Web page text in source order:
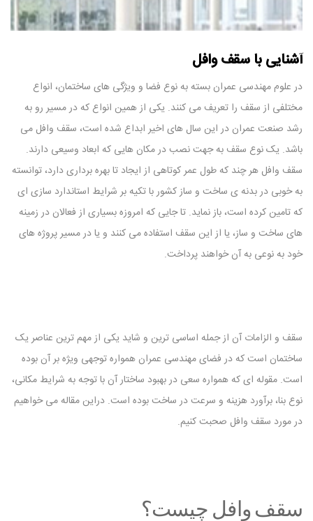
آشنایی با سقف وافل
در علوم مهندسی عمران بسته به نوع فضا و ویژگی های ساختمان، انواع
مختلفی از سقف را تعریف می ‌کنند. یکی از همین انواع که در مسیر رو به
رشد صنعت عمران در این سال های اخیر ابداع شده است، سقف وافل می
باشد. یک نوع سقف به جهت نصب در مکان‌ هایی که ابعاد وسیعی دارند.
سقف وافل هر چند که طول عمر کوتاهی از ایجاد تا بهره ‌برداری دارد، توانسته
به خوبی در بدنه ی ساخت و ساز کشور با تکیه بر شرایط استاندارد سازی ای
که تامین کرده است، باز نماید. تا جایی که امروزه بسیاری از فعالان در زمینه
های ساخت و ساز، یا از این سقف استفاده می کنند و یا در مسیر پروژه های
خود به نوعی به آن خواهند پرداخت.
سقف و الزامات آن از جمله اساسی ترین و شاید یکی از مهم ترین عناصر یک
ساختمان است که در فضای مهندسی عمران همواره توجهی ویژه بر آن بوده
است. مقوله ای که همواره سعی در بهبود ساختار آن با توجه به شرایط مکانی،
نوع بنا، برآورد هزینه و سرعت در ساخت بوده است. دراین مقاله می خواهیم
در مورد سقف وافل صحبت کنیم.
سقف وافل چیست؟